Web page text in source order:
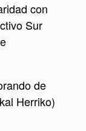
con
Sur
de
Herriko)